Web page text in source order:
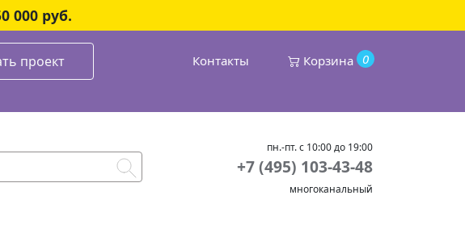
000 руб.
проект Контакты 0
Корзина
пн.-пт. с 10:00 до 19:00
+7 (495) 103-43-48
многоканальный